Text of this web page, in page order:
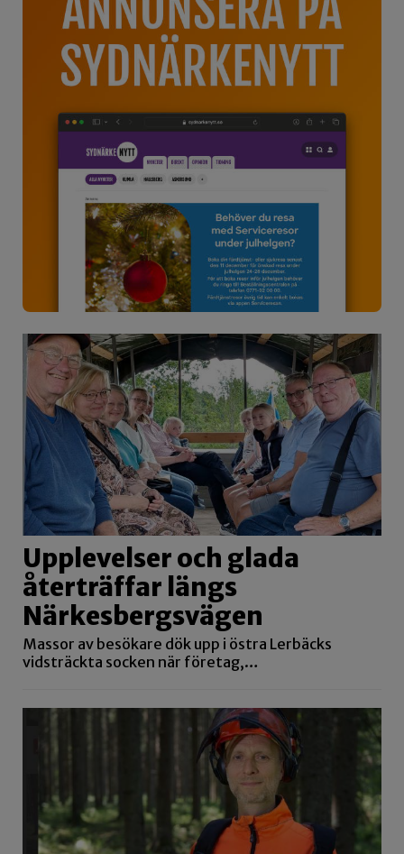
Upplevelser och glada
återträffar längs
Närkesbergsvägen
Massor av besökare dök upp i östra Lerbäcks
vidsträckta socken när företag,…